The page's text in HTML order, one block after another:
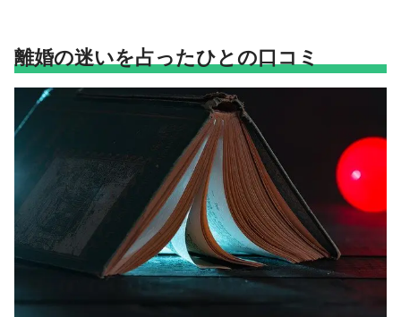
離婚の迷いを占ったひとの口コミ